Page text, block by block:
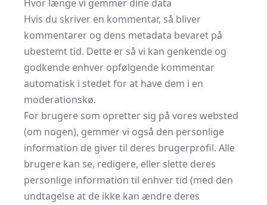
Hvor længe vi gemmer dine data
Hvis du skriver en kommentar, så bliver
kommentarer og dens metadata bevaret på
ubestemt tid. Dette er så vi kan genkende og
godkende enhver opfølgende kommentar
automatisk i stedet for at have dem i en
moderationskø.
For brugere som opretter sig på vores websted
(om nogen), gemmer vi også den personlige
information de giver til deres brugerprofil. Alle
brugere kan se, redigere, eller slette deres
personlige information til enhver tid (med den
undtagelse at de ikke kan ændre deres